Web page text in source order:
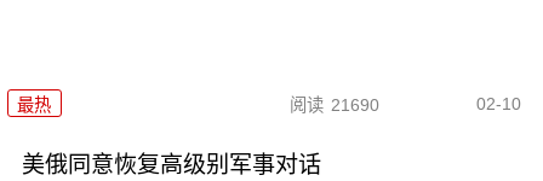
最热 阅读 21690 02-10
美俄同意恢复高级别军事对话